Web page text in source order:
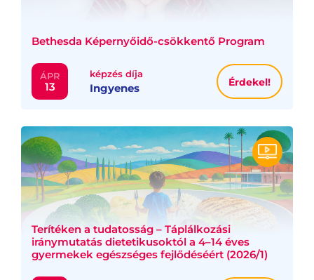
Bethesda Képernyőidő-csökkentő Program
ÁPR
13
képzés díja
Ingyenes Érdekel!
Terítéken a tudatosság – Táplálkozási
iránymutatás dietetikusoktól a 4–14 éves
gyermekek egészséges fejlődéséért (2026/1)